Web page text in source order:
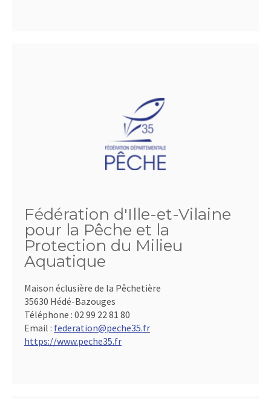
Fédération d'Ille-et-Vilaine
pour la Pêche et la
Protection du Milieu
Aquatique
Maison éclusière de la Pêchetière
35630 Hédé-Bazouges
Téléphone : 02 99 22 81 80
Email : federation@peche35.fr
https://www.peche35.fr